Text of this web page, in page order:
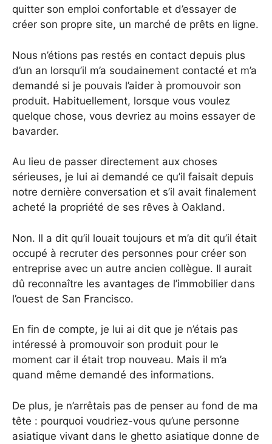
quitter son emploi confortable et d’essayer de
créer son propre site, un marché de prêts en ligne.
Nous n’étions pas restés en contact depuis plus
d’un an lorsqu’il m’a soudainement contacté et m’a
demandé si je pouvais l’aider à promouvoir son
produit. Habituellement, lorsque vous voulez
quelque chose, vous devriez au moins essayer de
bavarder.
Au lieu de passer directement aux choses
sérieuses, je lui ai demandé ce qu’il faisait depuis
notre dernière conversation et s’il avait finalement
acheté la propriété de ses rêves à Oakland.
Non. Il a dit qu’il louait toujours et m’a dit qu’il était
occupé à recruter des personnes pour créer son
entreprise avec un autre ancien collègue. Il aurait
dû reconnaître les avantages de l’immobilier dans
l’ouest de San Francisco.
En fin de compte, je lui ai dit que je n’étais pas
intéressé à promouvoir son produit pour le
moment car il était trop nouveau. Mais il m’a
quand même demandé des informations.
De plus, je n’arrêtais pas de penser au fond de ma
tête : pourquoi voudriez-vous qu’une personne
asiatique vivant dans le ghetto asiatique donne de